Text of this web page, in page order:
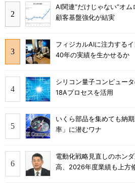
AI関連“だけじゃない”オ
顧客基盤強化が結実
フィジカルAIに注力する
40年の実績を生かせるか
シリコン量子コンピュー
18Aプロセスを活用
いくら部品を集めても納
率」に潜むワナ
電動化戦略見直しのホン
高、2026年度業績も上方